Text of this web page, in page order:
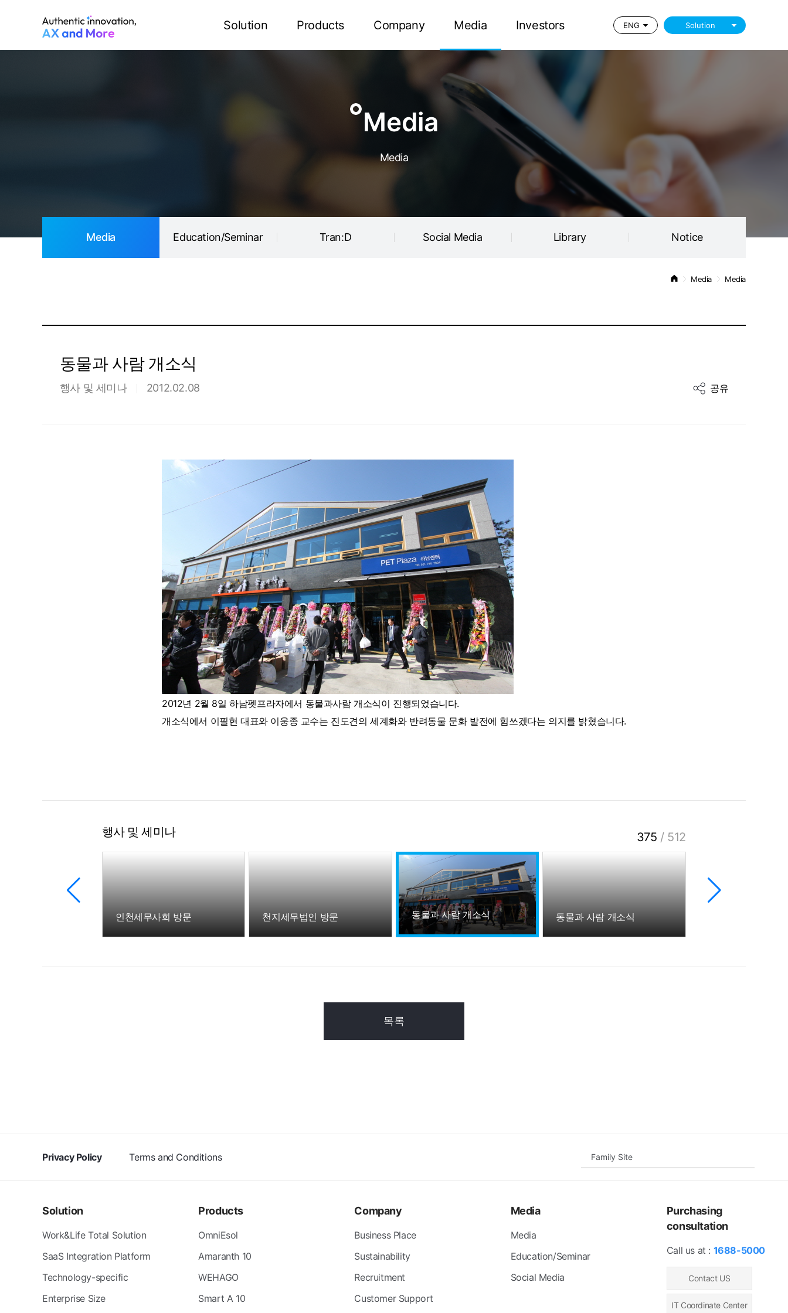
Solution Products Company Media Investors ENG Solution
Media Notice
Media
Media
Media Education/Seminar Tran:D Social Media Library Notice
Media Media
동물과 사람 개소식
행사 및 세미나 2012.02.08 공유
2012년 2월 8일 하남펫프라자에서 동물과사람 개소식이 진행되었습니다.
개소식에서 이필현 대표와 이웅종 교수는 진도견의 세계화와 반려동물 문화 발전에 힘쓰겠다는 의지를 밝혔습니다.
행사 및 세미나
인천세무사회 방문 천지세무법인 방문 동물과 사람 개소식 동물과 사람 개소식
375 / 512
목록
Privacy Policy Terms and Conditions Family Site
Solution
Work&Life Total Solution
SaaS Integration Platform
Technology-specific
Enterprise Size
Products
OmniEsol
Amaranth 10
WEHAGO
Smart A 10
Company
Business Place
Sustainability
Recruitment
Customer Support
Media
Media
Education/Seminar
Social Media
Purchasing
consultation
Call us at : 1688-5000
Contact US
IT Coordinate Center